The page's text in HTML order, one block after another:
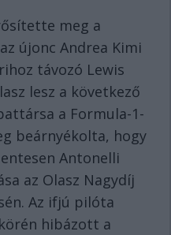
meg a
újonc Andrea Kimi
távozó Lewis
lesz a következő
a Formula-1-
beárnyékolta, hogy
Antonelli
az Olasz Nagydíj
Az ifjú pilóta
hibázott a